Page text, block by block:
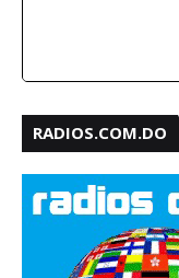
RADIOS.COM.DO